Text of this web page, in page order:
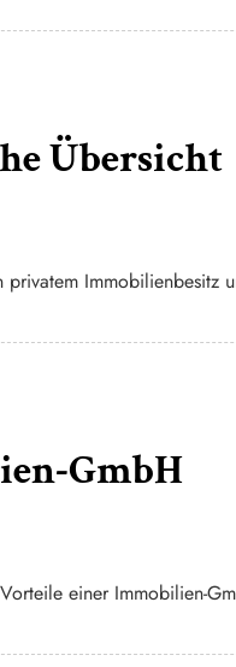
Übersicht
Immobilienbesitz
GmbH
einer Immobilien-